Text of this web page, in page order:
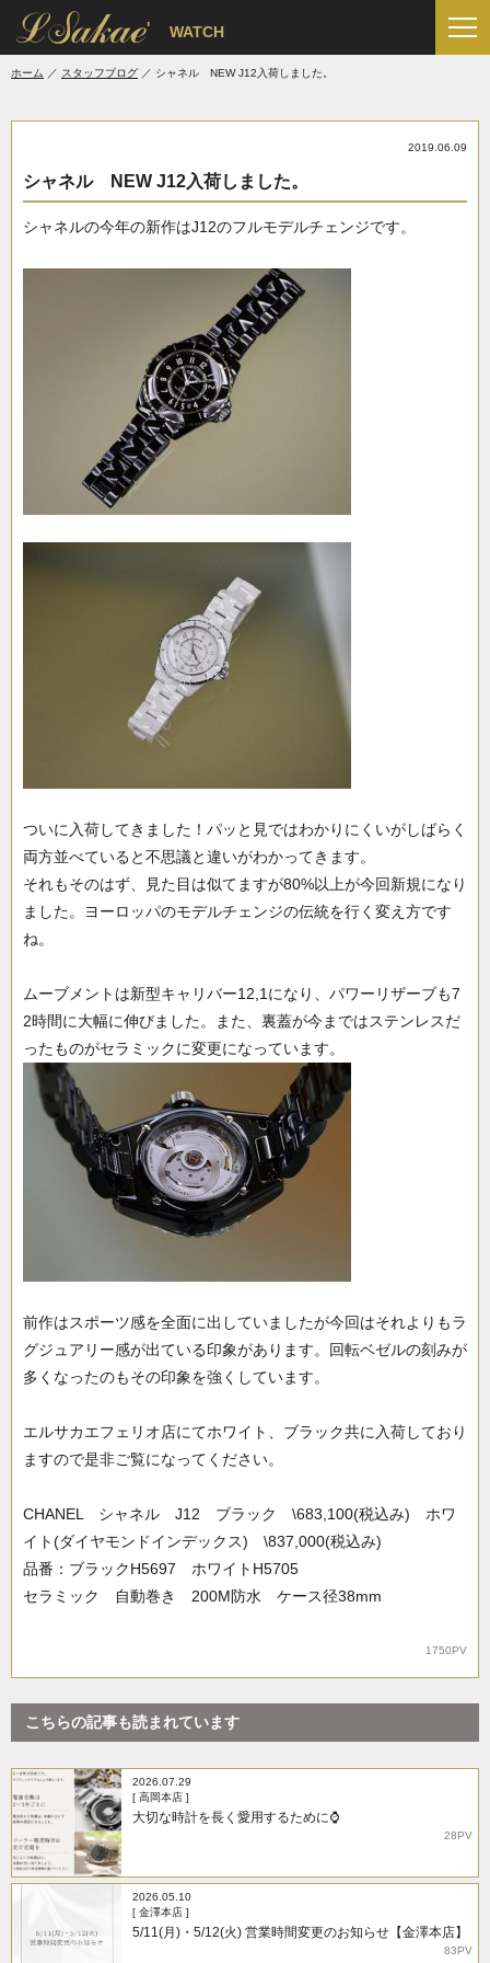
' WATCH
ホーム スタッフブログ シャネル NEW J12入荷しました。
2019.06.09
シャネル NEW J12入荷しました。
シャネルの今年の新作はJ12のフルモデルチェンジです。
ついに入荷してきました！パッと見ではわかりにくいがしばらく
両方並べていると不思議と違いがわかってきます。
それもそのはず、見た目は似てますが80%以上が今回新規になり
ました。ヨーロッパのモデルチェンジの伝統を行く変え方です
ね。
ムーブメントは新型キャリバー12,1になり、パワーリザーブも7
2時間に大幅に伸びました。また、裏蓋が今まではステンレスだ
ったものがセラミックに変更になっています。
前作はスポーツ感を全面に出していましたが今回はそれよりもラ
グジュアリー感が出ている印象があります。回転ベゼルの刻みが
多くなったのもその印象を強くしています。
エルサカエフェリオ店にてホワイト、ブラック共に入荷しており
ますので是非ご覧になってください。
CHANEL シャネル J12 ブラック \683,100(税込み) ホワ
イト(ダイヤモンドインデックス) \837,000(税込み)
品番：ブラックH5697 ホワイトH5705
セラミック 自動巻き 200M防水 ケース径38mm
1750PV
こちらの記事も読まれています
2026.07.29
[ 高岡本店 ]
大切な時計を長く愛用するために⌚
28PV
2026.05.10
[ 金澤本店 ]
5/11(月)・5/12(火) 営業時間変更のお知らせ【金澤本店】
83PV